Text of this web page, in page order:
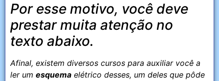
Por esse motivo, você deve
prestar muita atenção no
texto abaixo.
Afinal, existem diversos cursos para auxiliar você a
ler um esquema elétrico desses, um deles que pôde